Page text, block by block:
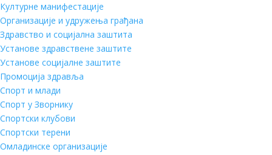
Културне манифестације
Организације и удружења грађана
Здравство и социјална заштита
Установе здравствене заштите
Установе социјалне заштите
Промоција здравља
Спорт и млади
Спорт у Зворнику
Спортски клубови
Спортски терени
Омладинске организације